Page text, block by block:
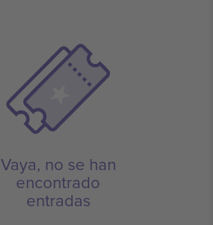
Vaya, no se han
encontrado
entradas